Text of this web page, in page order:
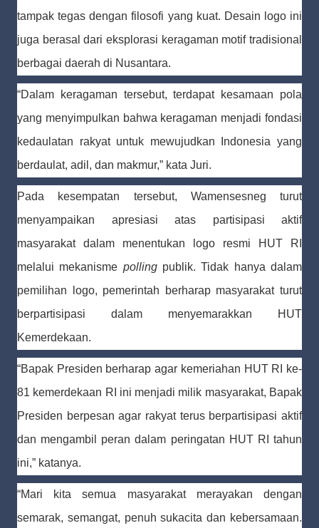
tampak tegas dengan filosofi yang kuat. Desain logo ini
juga berasal dari eksplorasi keragaman motif tradisional
berbagai daerah di Nusantara.
“Dalam keragaman tersebut, terdapat kesamaan pola
yang menyimpulkan bahwa keragaman menjadi fondasi
kedaulatan rakyat untuk mewujudkan Indonesia yang
berdaulat, adil, dan makmur,” kata Juri.
Pada kesempatan tersebut, Wamensesneg turut
menyampaikan apresiasi atas partisipasi aktif
masyarakat dalam menentukan logo resmi HUT RI
melalui mekanisme pollingpublik. Tidak hanya dalam
pemilihan logo, pemerintah berharap masyarakat turut
berpartisipasi dalam menyemarakkan HUT
Kemerdekaan.
“Bapak Presiden berharap agar kemeriahan HUT RI ke-
81 kemerdekaan RI ini menjadi milik masyarakat, Bapak
Presiden berpesan agar rakyat terus berpartisipasi aktif
dan mengambil peran dalam peringatan HUT RI tahun
ini,” katanya.
“Mari kita semua masyarakat merayakan dengan
semarak, semangat, penuh sukacita dan kebersamaan.